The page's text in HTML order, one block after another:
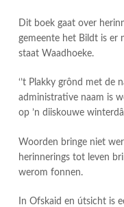
Dit boek gaat over
gemeente het Bildt is er
staat Waadhoeke.
‘’t Plakky grônd met de
administrative naam is
op ’n diiskouwe
Woorden bringe niet
herinnerings tot leven
werom fonnen.
In Ofskaid en útsicht is